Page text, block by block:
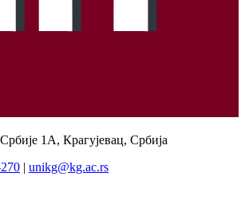
1А, Крагујевац, Србија
| unikg@kg.ac.rs